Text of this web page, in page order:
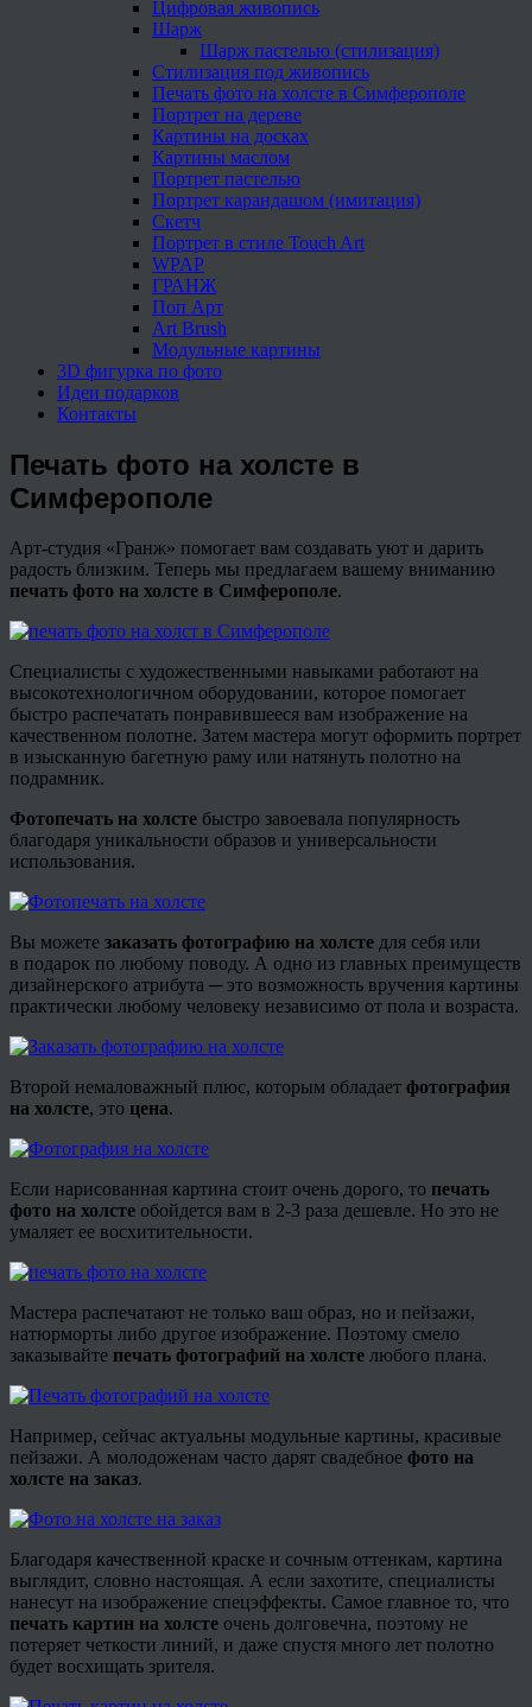
Цифровая живопись
Шарж
Шарж пастелью (стилизация)
Стилизация под живопись
Печать фото на холсте в Симферополе
Портрет на дереве
Картины на досках
Картины маслом
Портрет пастелью
Портрет карандашом (имитация)
Скетч
Портрет в стиле Touch Art
WPAP
ГРАНЖ
Поп Арт
Art Brush
Модульные картины
3D фигурка по фото
Идеи подарков
Контакты
Печать фото на холсте в
Симферополе
Арт-студия «Гранж» помогает вам создавать уют и дарить
радость близким. Теперь мы предлагаем вашему вниманию
печать фото на холсте в Симферополе.
Специалисты с художественными навыками работают на
высокотехнологичном оборудовании, которое помогает
быстро распечатать понравившееся вам изображение на
качественном полотне. Затем мастера могут оформить портрет
в изысканную багетную раму или натянуть полотно на
подрамник.
Фотопечать на холсте быстро завоевала популярность
благодаря уникальности образов и универсальности
использования.
Вы можете заказать фотографию на холсте для себя или
в подарок по любому поводу. А одно из главных преимуществ
дизайнерского атрибута ─ это возможность вручения картины
практически любому человеку независимо от пола и возраста.
Второй немаловажный плюс, которым обладает фотография
на холсте, это цена.
Если нарисованная картина стоит очень дорого, то печать
фото на холсте обойдется вам в 2-3 раза дешевле. Но это не
умаляет ее восхитительности.
Мастера распечатают не только ваш образ, но и пейзажи,
натюрморты либо другое изображение. Поэтому смело
заказывайте печать фотографий на холсте любого плана.
Например, сейчас актуальны модульные картины, красивые
пейзажи. А молодоженам часто дарят свадебное фото на
холсте на заказ.
Благодаря качественной краске и сочным оттенкам, картина
выглядит, словно настоящая. А если захотите, специалисты
нанесут на изображение спецэффекты. Самое главное то, что
печать картин на холсте очень долговечна, поэтому не
потеряет четкости линий, и даже спустя много лет полотно
будет восхищать зрителя.